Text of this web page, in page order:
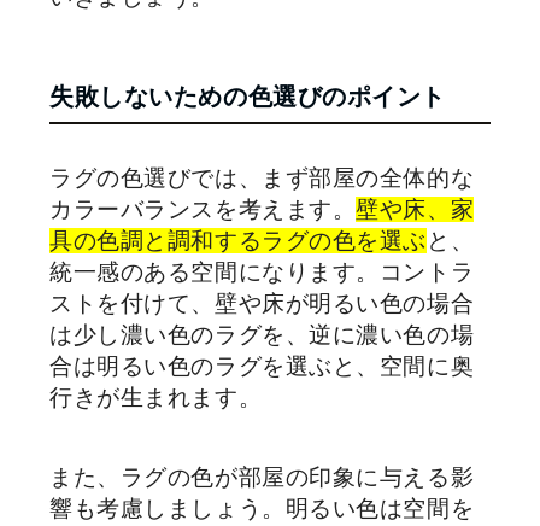
失敗しないための色選びのポイント
ラグの色選びでは、まず部屋の全体的な
カラーバランスを考えます。壁や床、家
具の色調と調和するラグの色を選ぶ と、
統一感のある空間になります。コントラ
ストを付けて、壁や床が明るい色の場合
は少し濃い色のラグを、逆に濃い色の場
合は明るい色のラグを選ぶと、空間に奥
行きが生まれます。
また、ラグの色が部屋の印象に与える影
響も考慮しましょう。明るい色は空間を